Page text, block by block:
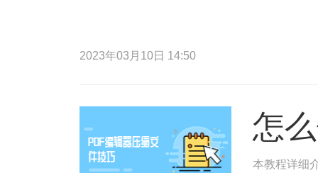
2023年03月10日 14:50
怎
本教程详细